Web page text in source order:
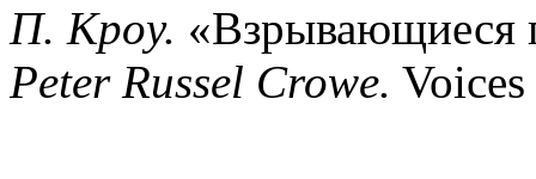
П. Kpoy. «Взрывающиеся
Peter Russel Crowe.